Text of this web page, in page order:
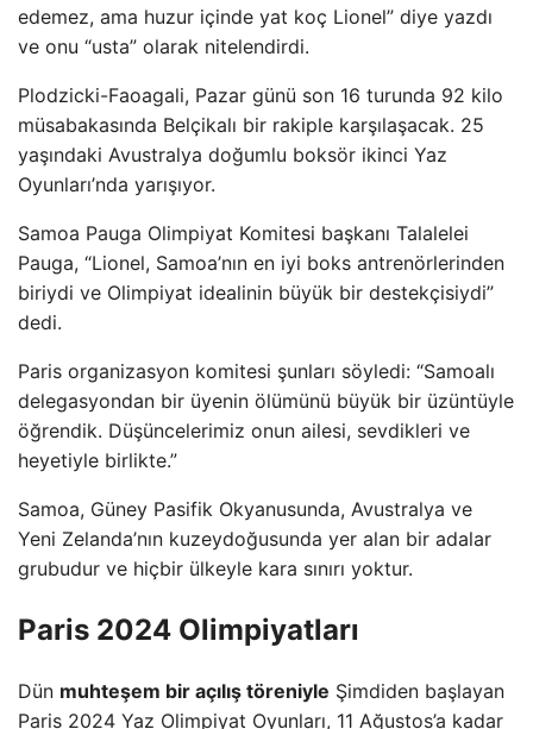
edemez, ama huzur içinde yat koç Lionel” diye yazdı
ve onu “usta” olarak nitelendirdi.
Plodzicki-Faoagali, Pazar günü son 16 turunda 92 kilo
müsabakasında Belçikalı bir rakiple karşılaşacak. 25
yaşındaki Avustralya doğumlu boksör ikinci Yaz
Oyunları’nda yarışıyor.
Samoa Pauga Olimpiyat Komitesi başkanı Talalelei
Pauga, “Lionel, Samoa’nın en iyi boks antrenörlerinden
biriydi ve Olimpiyat idealinin büyük bir destekçisiydi”
dedi.
Paris organizasyon komitesi şunları söyledi: “Samoalı
delegasyondan bir üyenin ölümünü büyük bir üzüntüyle
öğrendik. Düşüncelerimiz onun ailesi, sevdikleri ve
heyetiyle birlikte.”
Samoa, Güney Pasifik Okyanusunda, Avustralya ve
Yeni Zelanda’nın kuzeydoğusunda yer alan bir adalar
grubudur ve hiçbir ülkeyle kara sınırı yoktur.
Paris 2024 Olimpiyatları
Dün muhteşem bir açılış töreniyle Şimdiden başlayan
Paris 2024 Yaz Olimpiyat Oyunları, 11 Ağustos’a kadar